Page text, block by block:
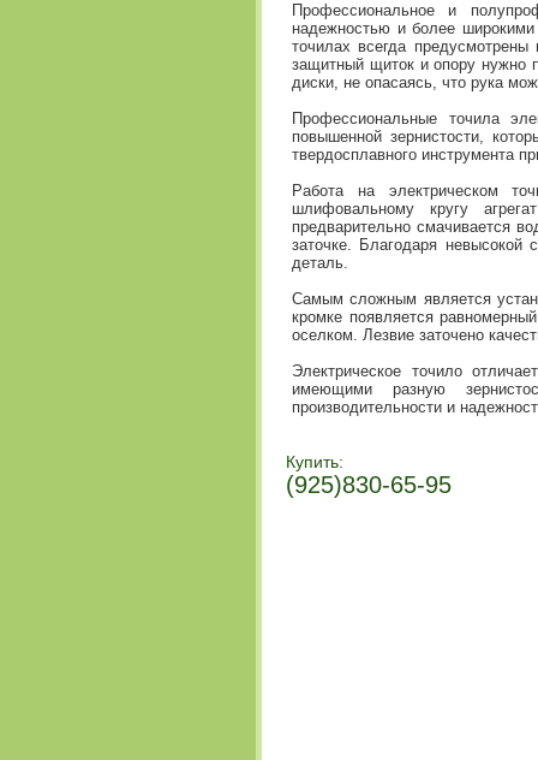
Профессиональное и
надежностью и более
точилах всегда
защитный щиток и опору нужно
диски, не опасаясь, что рука
Профессиональные точила
повышенной зернистости,
твердосплавного инструмента
Работа на электрическом
шлифовальному кругу
предварительно смачивается
заточке. Благодаря невысокой
деталь.
Самым сложным является
кромке появляется
оселком. Лезвие заточено
Электрическое точило
имеющими разную
производительности и
Купить:
(925)830-65-95